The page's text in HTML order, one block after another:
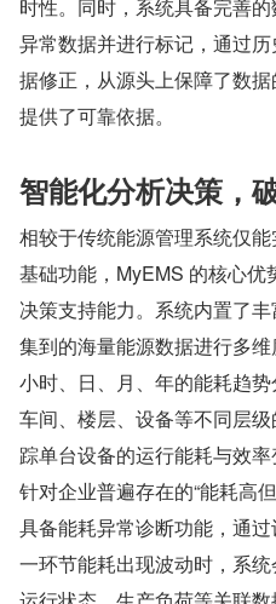
时性。同时，系统具备完善
异常数据并进行标记，通过
据修正，从源头上保障了数
提供了可靠依据。
智能化分析决策，
相较于传统能源管理系统仅
基础功能，MyEMS 的核心优
决策支持能力。系统内置了
集到的海量能源数据进行多
小时、日、月、年的能耗趋
车间、楼层、设备等不同层
踪单台设备的运行能耗与效率
针对企业普遍存在的“能耗高
具备能耗异常诊断功能，通
一环节能耗出现波动时，系